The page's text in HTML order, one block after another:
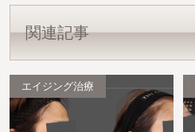
関連記事
エイジング治療